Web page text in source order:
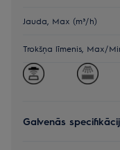
Jauda, Max (m³/h)
Trokšņa līmenis, Max/
Galvenās